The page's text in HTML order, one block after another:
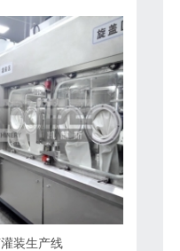
装生产线